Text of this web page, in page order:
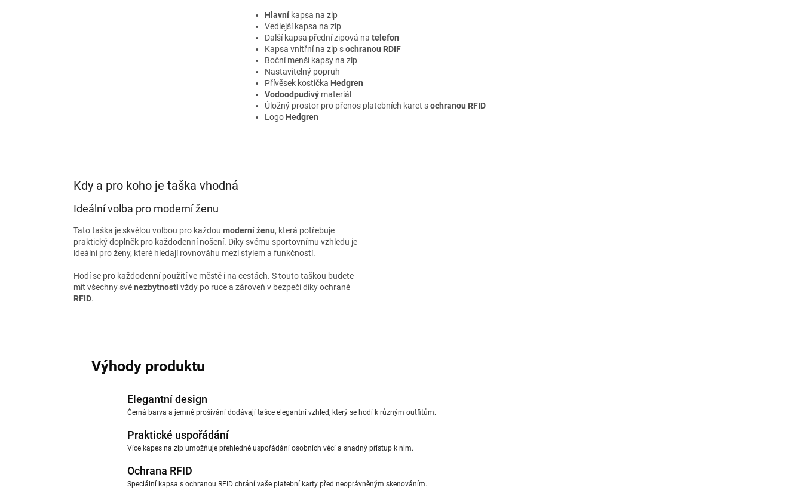
Hlavníkapsa na zip
Vedlejší kapsa na zip
Další kapsa přední zipová na telefon
Kapsa vnitřní na zip sochranou RDIF
Boční menší kapsy na zip
Nastavitelný popruh
Přívěsek kostička Hedgren
Vodoodpudivýmateriál
Úložný prostor pro přenos platebních karet sochranou RFID
Logo Hedgren
Kdy a pro koho je taška vhodná
Ideální volba pro moderní ženu
Tato taška je skvělou volbou pro každou moderní ženu, která potřebuje
praktický doplněk pro každodenní nošení. Díky svému sportovnímu vzhledu je
ideální pro ženy, které hledají rovnováhu mezi stylem a funkčností.
Hodí se pro každodenní použití ve městě i na cestách. S touto taškou budete
mít všechny svénezbytnosti vždy po ruce a zároveň v bezpečí díky ochraně
RFID.
Výhody produktu
Elegantní design
Černá barva a jemné prošívání dodávají tašce elegantní vzhled, který se hodí k různým outfitům.
Praktické uspořádání
Více kapes na zip umožňuje přehledné uspořádání osobních věcí a snadný přístup k nim.
Ochrana RFID
Speciální kapsa s ochranou RFID chrání vaše platební karty před neoprávněným skenováním.